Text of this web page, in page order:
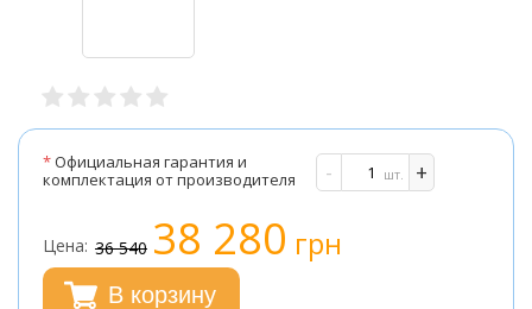
*Официальная гарантия и
комплектация от производителя
- +
шт.
Цена: 36 540 38 280 грн
В корзину